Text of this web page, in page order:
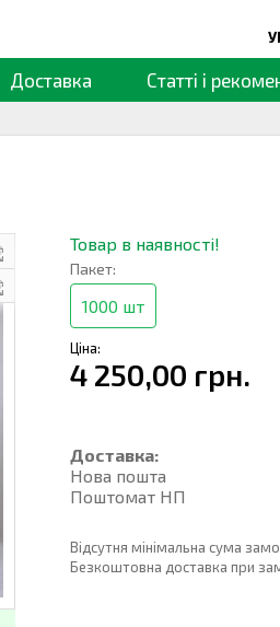
Доставка Статті і
Товар в наявності!
Пакет:
1000 шт
Ціна:
4 250,00 грн.
Доставка:
Нова пошта
Поштомат НП
Відсутня мінімальна сума
Безкоштовна доставка при